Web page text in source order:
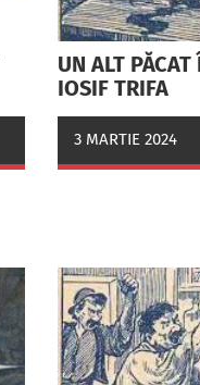
UN ALT
IOSIF TRIFA
3 MARTIE 2024